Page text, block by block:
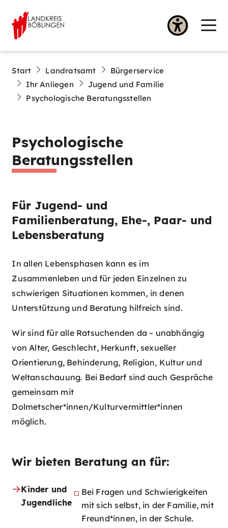
Start Landratsamt
Bürgerservice
Ihr Anliegen
Jugend und Familie
Psychologische Beratungsstellen
Psychologische
Beratungsstellen
Für Jugend- und
Familienberatung, Ehe-, Paar- und
Lebensberatung
In allen Lebensphasen kann es im
Zusammenleben und für jeden Einzelnen zu
schwierigen Situationen kommen, in denen
Unterstützung und Beratung hilfreich sind.
Wir sind für alle Ratsuchenden da – unabhängig
von Alter, Geschlecht, Herkunft, sexueller
Orientierung, Behinderung, Religion, Kultur und
Weltanschauung. Bei Bedarf sind auch Gespräche
gemeinsam mit
Dolmetscher*innen/Kulturvermittler*innen
möglich.
Wir bieten Beratung an für:
Kinder und
Jugendliche
Bei Fragen und Schwierigkeiten
mit sich selbst, in der Familie, mit
Freund*innen, in der Schule.